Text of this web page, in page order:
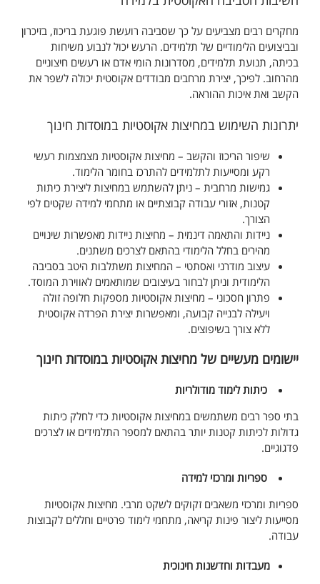
מחקרים רבים מצביעים על כך שסביבה רועשת פוגעת בריכוז, בזיכרון
ובביצועים הלימודיים של תלמידים. הרעש יכול לנבוע משיחות
בכיתה, תנועת תלמידים, מסדרונות הומי אדם או רעשים חיצוניים
מהרחוב. לפיכך, יצירת מרחבים מבודדים אקוסטית יכולה לשפר את
הקשב ואת איכות ההוראה.
יתרונות השימוש במחיצות אקוסטיות במוסדות חינוך
שיפור הריכוז והקשב – מחיצות אקוסטיות מצמצמות רעשי
רקע ומסייעות לתלמידים להתרכז בחומר הלימוד.
גמישות מרחבית – ניתן להשתמש במחיצות ליצירת כיתות
קטנות, אזורי עבודה קבוצתיים או מתחמי למידה שקטים לפי
הצורך.
ניידות והתאמה דינמית – מחיצות ניידות מאפשרות שינויים
מהירים בחלל הלימודי בהתאם לצרכים משתנים.
עיצוב מודרני ואסתטי – המחיצות משתלבות היטב בסביבה
הלימודית וניתן לבחור בעיצובים שמותאמים לאווירת המוסד.
פתרון חסכוני – מחיצות אקוסטיות מספקות חלופה זולה
ויעילה לבנייה קבועה, ומאפשרות יצירת הפרדה אקוסטית
ללא צורך בשיפוצים.
יישומים מעשיים של מחיצות אקוסטיות במוסדות חינוך
כיתות לימוד מודולריות
בתי ספר רבים משתמשים במחיצות אקוסטיות כדי לחלק כיתות
גדולות לכיתות קטנות יותר בהתאם למספר התלמידים או לצרכים
פדגוגיים.
ספריות ומרכזי למידה
ספריות ומרכזי משאבים זקוקים לשקט מרבי. מחיצות אקוסטיות
מסייעות ליצור פינות קריאה, מתחמי לימוד פרטיים וחללים לקבוצות
עבודה.
מעבדות וחדשנות חינוכית